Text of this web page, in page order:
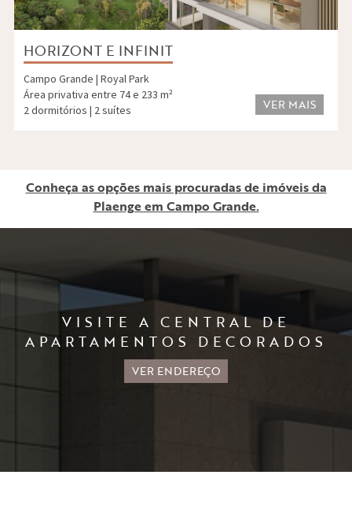
HORIZONT E INFINIT
Campo Grande | Royal Park
Área privativa entre 74 e 233 m²
2 dormitórios | 2 suítes
VER MAIS
Conheça as opções mais procuradas de imóveis da
Plaenge em Campo Grande.
VISITE A CENTRAL DE
APARTAMENTOS DECORADOS
VER ENDEREÇO